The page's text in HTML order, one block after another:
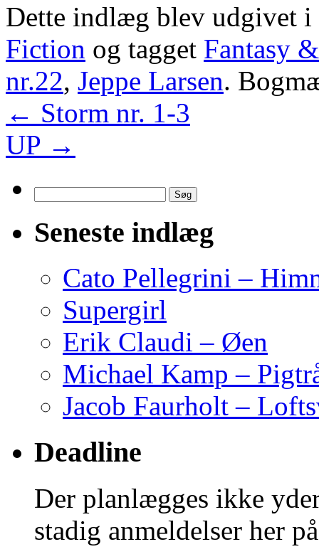
Dette indlæg blev udgivet i
Fiction og tagget Fantasy
nr.22, Jeppe Larsen.
← Storm nr. 1-3
UP →
efter:
Seneste indlæg
Cato Pellegrini –
Supergirl
Erik Claudi – Øen
Michael Kamp –
Jacob Faurholt –
Deadline
Der planlægges ikke
stadig anmeldelser her